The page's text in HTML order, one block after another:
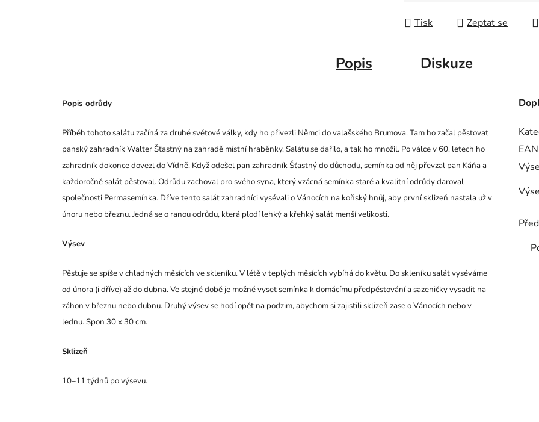
Tisk
Zeptat se
Popis Diskuze
Popis odrůdy
Příběh tohoto salátu začíná za druhé světové války, kdy ho přivezli Němci do valašského Brumova. Tam ho začal pěstovat
panský zahradník Walter Šťastný na zahradě místní hraběnky. Salátu se dařilo, a tak ho množil. Po válce v 60. letech ho
zahradník dokonce dovezl do Vídně. Když odešel pan zahradník Šťastný do důchodu, semínka od něj převzal pan Káňa a
každoročně salát pěstoval. Odrůdu zachoval pro svého syna, který vzácná semínka staré a kvalitní odrůdy daroval
společnosti Permasemínka. Dříve tento salát zahradníci vysévali o Vánocích na koňský hnůj, aby první sklizeň nastala už v
únoru nebo březnu. Jedná se o ranou odrůdu, která plodí lehký a křehký salát menší velikosti.
Výsev
Pěstuje se spíše v chladných měsících ve skleníku. V létě v teplých měsících vybíhá do květu. Do skleníku salát vyséváme
od února (i dříve) až do dubna. Ve stejné době je možné vyset semínka k domácímu předpěstování a sazeničky vysadit na
záhon v březnu nebo dubnu. Druhý výsev se hodí opět na podzim, abychom si zajistili sklizeň zase o Vánocích nebo v
lednu. Spon 30 x 30 cm.
Sklizeň
10–11 týdnů po výsevu.
EAN